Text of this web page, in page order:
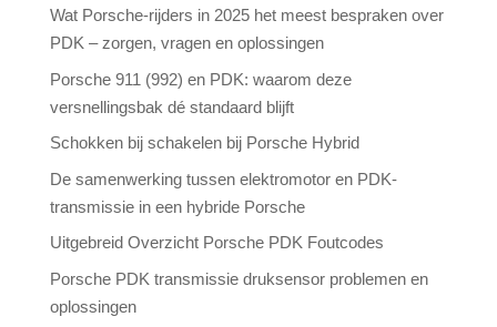
Wat Porsche-rijders in 2025 het meest bespraken over
PDK – zorgen, vragen en oplossingen
Porsche 911 (992) en PDK: waarom deze
versnellingsbak dé standaard blijft
Schokken bij schakelen bij Porsche Hybrid
De samenwerking tussen elektromotor en PDK-
transmissie in een hybride Porsche
Uitgebreid Overzicht Porsche PDK Foutcodes
Porsche PDK transmissie druksensor problemen en
oplossingen